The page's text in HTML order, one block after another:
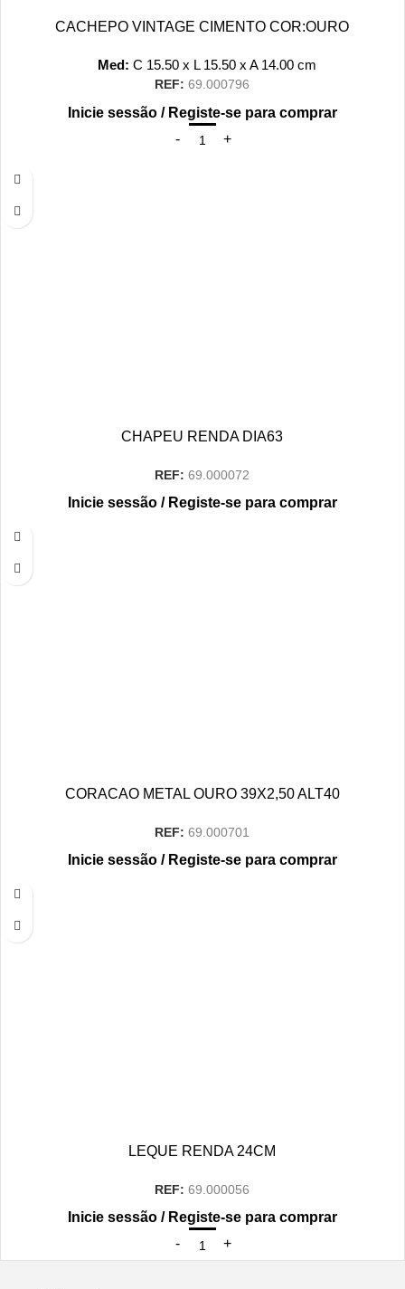
CACHEPO VINTAGE CIMENTO COR:OURO
Med: C 15.50 x L 15.50 x A 14.00cm
REF: 69.000796
Inicie sessão / Registe-se para comprar
CHAPEU RENDA DIA63
REF: 69.000072
Inicie sessão / Registe-se para comprar
CORACAO METAL OURO 39X2,50 ALT40
REF: 69.000701
Inicie sessão / Registe-se para comprar
LEQUE RENDA 24CM
REF: 69.000056
Inicie sessão / Registe-se para comprar